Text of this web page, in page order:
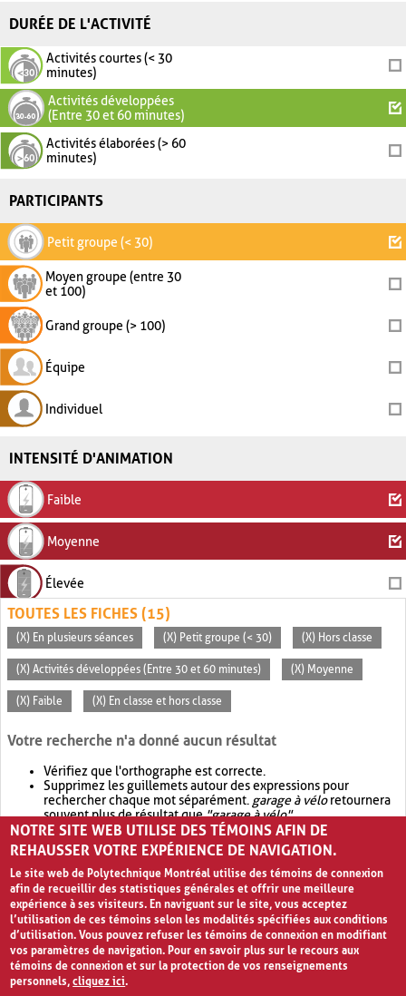
DURÉE DE L'ACTIVITÉ
Activités courtes (< 30
minutes)
Activités développées
(Entre 30 et 60 minutes)
Activités élaborées (> 60
minutes)
PARTICIPANTS
Petit groupe (< 30)
Moyen groupe (entre 30
et 100)
Grand groupe (> 100)
Équipe
Individuel
INTENSITÉ D'ANIMATION
Faible
Moyenne
Élevée
TOUTES LES FICHES (15)
(X) En plusieurs séances (X) Petit groupe (< 30) (X) Hors classe
(X) Activités développées (Entre 30 et 60 minutes) (X) Moyenne
(X) Faible (X) En classe et hors classe
Votre recherche n'a donné aucun résultat
Vérifiez que l'orthographe est correcte.
Supprimez les guillemets autour des expressions pour
rechercher chaque mot séparément. garage à véloretournera
souvent plus de résultat que"garage à vélo".
Envisagez d'élargir votre recherche avec OR.garage OR vélo
retournera souvent plus de résultat quegarage à vélo
NOTRE SITE WEB UTILISE DES TÉMOINS AFIN DE
REHAUSSER VOTRE EXPÉRIENCE DE NAVIGATION.
Le site web de Polytechnique Montréal utilise des témoins de connexion
afin de recueillir des statistiques générales et offrir une meilleure
expérience à ses visiteurs. En naviguant sur le site, vous acceptez
l’utilisation de ces témoins selon les modalités spécifiées aux conditions
d’utilisation. Vous pouvez refuser les témoins de connexion en modifiant
vos paramètres de navigation. Pour en savoir plus sur le recours aux
témoins de connexion et sur la protection de vos renseignements
personnels,cliquez ici.